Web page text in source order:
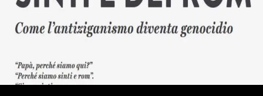
ORISTANO E PROVINCIA
SASSARI E PROVINCIA
OGLIASTRA